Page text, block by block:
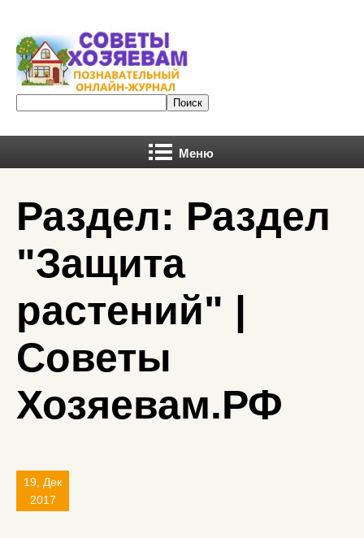
Меню
Раздел: Раздел
"Защита
растений" |
Советы
Хозяевам.РФ
19, Дек
2017